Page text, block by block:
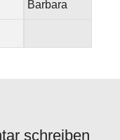
Barbara
schreiben